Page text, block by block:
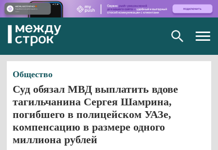
Общество
Суд обязал МВД выплатить вдове
тагильчанина Сергея Шамрина,
погибшего в полицейском УАЗе,
компенсацию в размере одного
миллиона рублей